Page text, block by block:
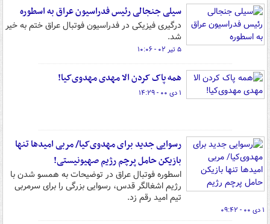
سیلی جنجالی رئیس فدراسیون عراق به اسطوره
درگیری فیزیکی در فدراسیون فوتبال عراق ختم به خیر
شد.
۵ تیر ۰۲ - ۱۰:۰۶
همه پاک کردن الا مهدی مهدوی‌کیا!
۱ دی ۰۰ - ۱۴:۲۹
رسوایی جدید برای مهدوی‌کیا/ مربی امیدها تنها
بازیکن حامل پرچم رژیم صهیونیستی!
اسطوره فوتبال عراق در توضیحات به همسو شدن با
رژیم اشغالگر قدس، رسوایی بزرگی را برای سرمربی
تیم امید رقم زد.
۱ دی ۰۰ - ۰۹:۴۲